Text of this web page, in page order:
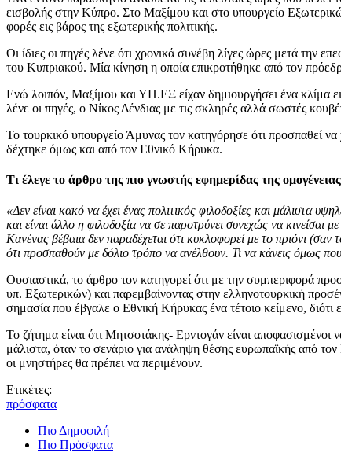
εισβολής στην Κύπρο. Στο Μαξίμου και στο υπουργείο
φορές εις βάρος της εξωτερικής πολιτικής.
Οι ίδιες οι πηγές λένε ότι χρονικά συνέβη λίγες ώρες μετά
του Κυπριακού. Μία κίνηση η οποία επικροτήθηκε από τον
Ενώ λοιπόν, Μαξίμου και ΥΠ.ΕΞ είχαν δημιουργήσει ένα κλίμα
λένε οι πηγές, ο Νίκος Δένδιας με τις σκληρές αλλά σωστές
Το τουρκικό υπουργείο Άμυνας τον κατηγόρησε ότι προσπαθεί
δέχτηκε όμως και από τον Εθνικό Κήρυκα.
Τι έλεγε το άρθρο της πιο γνωστής εφημερίδας της
«Δεν είναι κακό να έχει ένας πολιτικός φιλοδοξίες και μάλιστα
και είναι άλλο η φιλοδοξία να σε παροτρύνει συνεχώς να κινείσαι
Κανένας βέβαια δεν παραδέχεται ότι κυκλοφορεί με το πριόνι
ότι προσπαθούν με δόλιο τρόπο να ανέλθουν. Τι να κάνεις όμως
Ουσιαστικά, το άρθρο τον κατηγορεί ότι με την συμπεριφορά
υπ. Εξωτερικών) και παρεμβαίνοντας στην ελληνοτουρκική
σημασία που έβγαλε ο Εθνική Κήρυκας ένα τέτοιο κείμενο, διότι
Το ζήτημα είναι ότι Μητσοτάκης- Ερντογάν είναι
μάλιστα, όταν το σενάριο για ανάληψη θέσης ευρωπαϊκής από
οι μνηστήρες θα πρέπει να περιμένουν.
Ετικέτες:
πρόσφατα
Πιο Δημοφιλή
Πιο Πρόσφατα